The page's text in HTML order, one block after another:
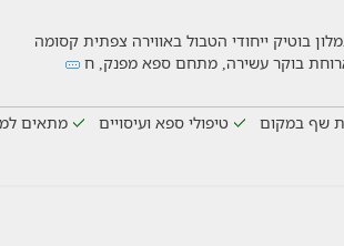
בוטיק ייחודי הטבול באווירה צפתית קסומה
ארוחת בוקר עשירה, מתחם ספא מפנק, ח
שף במקום טיפולי ספא ועיסויים מתאים